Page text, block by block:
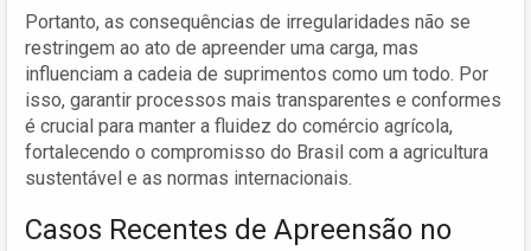
Portanto, as consequências de irregularidades não se
restringem ao ato de apreender uma carga, mas
influenciam a cadeia de suprimentos como um todo. Por
isso, garantir processos mais transparentes e conformes
é crucial para manter a fluidez do comércio agrícola,
fortalecendo o compromisso do Brasil com a agricultura
sustentável e as normas internacionais.
Casos Recentes de Apreensão no